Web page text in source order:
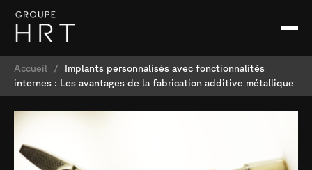
Accueil /
Implants personnalisés avec fonctionnalités
internes : Les avantages de la fabrication additive métallique